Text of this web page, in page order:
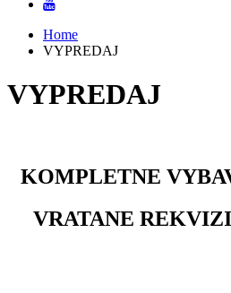
Home
VYPREDAJ
VYPREDAJ
KOMPLETNE
VRATANE